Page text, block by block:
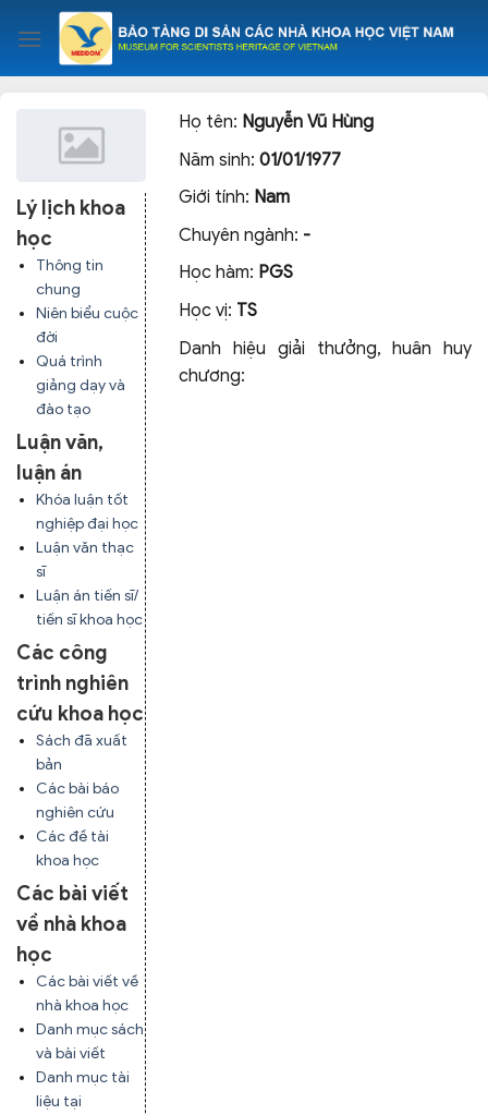
content
Lý lịch khoa
học
Thông tin
chung
Niên biểu cuộc
đời
Quá trình
giảng dạy và
đào tạo
Luận văn,
luận án
Khóa luận tốt
nghiệp đại học
Luận văn thạc
sĩ
Luận án tiến sĩ/
tiến sĩ khoa học
Các công
trình nghiên
cứu khoa học
Sách đã xuất
bản
Các bài báo
nghiên cứu
Các đề tài
khoa học
Các bài viết
về nhà khoa
học
Các bài viết về
nhà khoa học
Danh mục sách
và bài viết
Danh mục tài
liệu tại
Họ tên: Nguyễn Vũ Hùng
Năm sinh:01/01/1977
Giới tính: Nam
Chuyên ngành: -
Học hàm: PGS
Học vị: TS
Danh hiệu giải thưởng, huân huy
chương: